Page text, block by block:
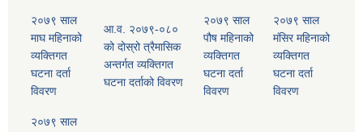
२०७९ साल
माघ महिनाको
व्यक्तिगत
घटना दर्ता
विवरण
आ.व. २०७९-०८०
को दोस्रो त्रैमासिक
अन्तर्गत व्यक्तिगत
घटना दर्ताको विवरण
२०७९ साल
पौष महिनाको
व्यक्तिगत
घटना दर्ता
विवरण
२०७९ साल
मंसिर महिनाको
व्यक्तिगत
घटना दर्ता
विवरण
२०७९ साल